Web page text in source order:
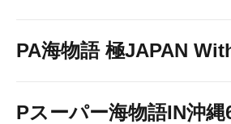
PA海物語 極JAPAN
Pスーパー海物語IN沖縄